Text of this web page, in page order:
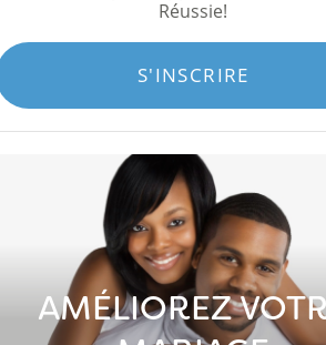
Réussie!
S'INSCRIRE
AMÉLIOREZ